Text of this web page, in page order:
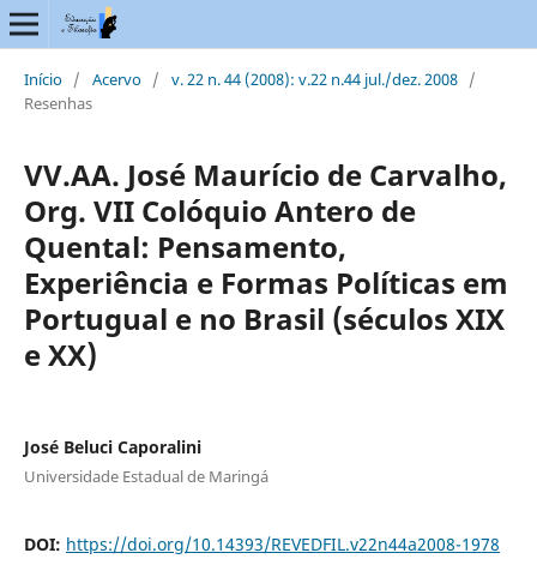
Início / Acervo / v. 22 n. 44 (2008): v.22 n.44 jul./dez. 2008 /
Resenhas
VV.AA. José Maurício de Carvalho,
Org. VII Colóquio Antero de
Quental: Pensamento,
Experiência e Formas Políticas em
Portugual e no Brasil (séculos XIX
e XX)
José Beluci Caporalini
Universidade Estadual de Maringá
DOI: https://doi.org/10.14393/REVEDFIL.v22n44a2008-1978